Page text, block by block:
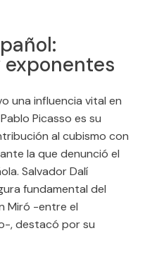
una influencia vital en
Picasso es su
al cubismo con
la que denunció el
Salvador Dalí
fundamental del
Miró -entre el
, destacó por su